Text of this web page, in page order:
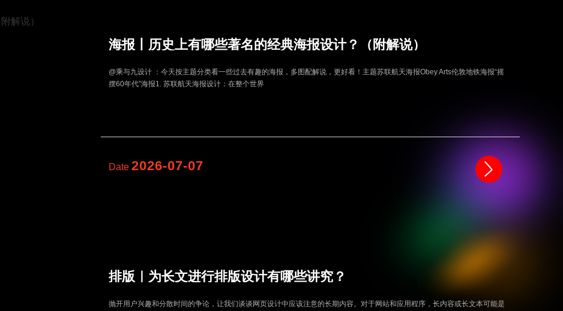
海报丨历史上有哪些著名的经典海报设计？（附解说）
@乘与九设计 ：今天按主题分类看一些过去有趣的海报，多图配解说，更好看！主题苏联航天海报Obey Arts伦敦地铁海报“摇
摆60年代”海报1. 苏联航天海报设计：在整个世界
Date2026-07-07
排版｜为长文进行排版设计有哪些讲究？
抛开用户兴趣和分散时间的争论，让我们谈谈网页设计中应该注意的长期内容。对于网站和应用程序，长内容或长文本可能是